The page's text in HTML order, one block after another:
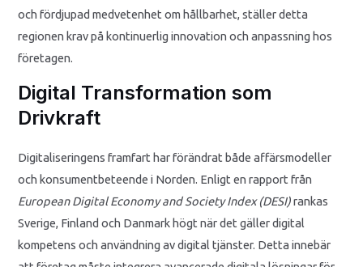
och fördjupad medvetenhet om hållbarhet, ställer detta
regionen krav på kontinuerlig innovation och anpassning hos
företagen.
Digital Transformation som
Drivkraft
Digitaliseringens framfart har förändrat både affärsmodeller
och konsumentbeteende i Norden. Enligt en rapport från
European Digital Economy and Society Index (DESI)rankas
Sverige, Finland och Danmark högt när det gäller digital
kompetens och användning av digital tjänster. Detta innebär